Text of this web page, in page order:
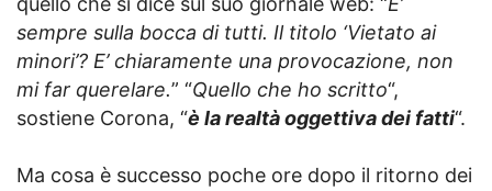
sempre sulla bocca di tutti. Il titolo ‘Vietato ai
minori’? E’ chiaramente una provocazione, non
mi far querelare.” “Quello che ho scritto“,
sostiene Corona, “è la realtà oggettiva dei fatti“.
Ma cosa è successo poche ore dopo il ritorno dei